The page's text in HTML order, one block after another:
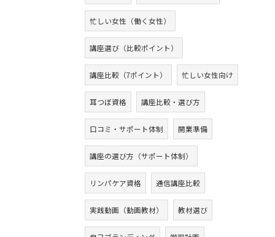
忙しい女性（働く女性）
講座選び（比較ポイント）
講座比較（7ポイント） 忙しい女性向け
耳つぼ資格 講座比較・選び方
口コミ・サポート体制 開業準備
講座の選び方（サポート体制）
リンパケア資格 通信講座比較
実践動画（動画教材） 教材選び